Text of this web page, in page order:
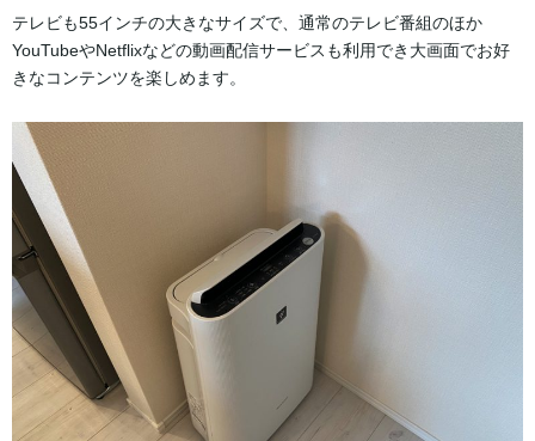
テレビも55インチの大きなサイズで、通常のテレビ番組のほか
YouTubeやNetflixなどの動画配信サービスも利用でき大画面でお好
きなコンテンツを楽しめます。